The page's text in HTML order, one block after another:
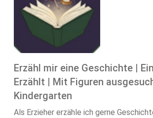
Erzähl mir eine Geschichte |
Erzählt | Mit Figuren
Kindergarten
Als Erzieher erzähle ich gerne